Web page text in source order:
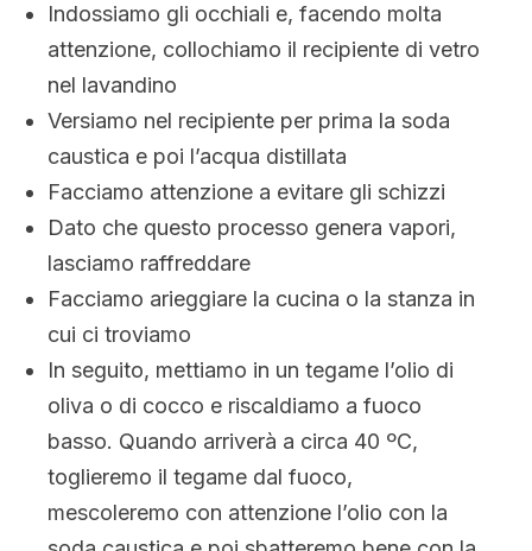
Indossiamo gli occhiali e, facendo molta
attenzione, collochiamo il recipiente di vetro
nel lavandino
Versiamo nel recipiente per prima la soda
caustica e poi l’acqua distillata
Facciamo attenzione a evitare gli schizzi
Dato che questo processo genera vapori,
lasciamo raffreddare
Facciamo arieggiare la cucina o la stanza in
cui ci troviamo
In seguito, mettiamo in un tegame l’olio di
oliva o di cocco e riscaldiamo a fuoco
basso. Quando arriverà a circa 40 ºC,
toglieremo il tegame dal fuoco,
mescoleremo con attenzione l’olio con la